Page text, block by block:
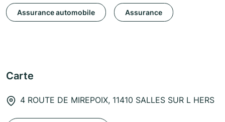
Assurance automobile Assurance
Carte
4 ROUTE DE MIREPOIX, 11410 SALLES SUR L HERS